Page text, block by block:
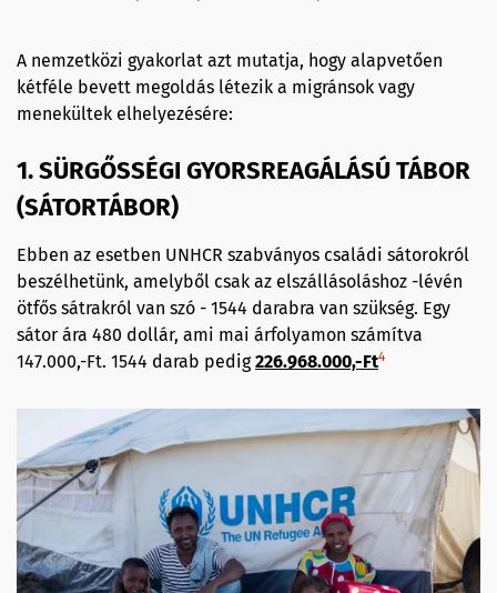
A nemzetközi gyakorlat azt mutatja, hogy alapvetően
kétféle bevett megoldás létezik a migránsok vagy
menekültek elhelyezésére:
1. SÜRGŐSSÉGI GYORSREAGÁLÁSÚ TÁBOR
(SÁTORTÁBOR)
Ebben az esetben UNHCR szabványos családi sátorokról
beszélhetünk, amelyből csak az elszállásoláshoz -lévén
ötfős sátrakról van szó - 1544 darabra van szükség. Egy
sátor ára 480 dollár, ami mai árfolyamon számítva
147.000,-Ft. 1544 darab pedig226.968.000,-Ft4